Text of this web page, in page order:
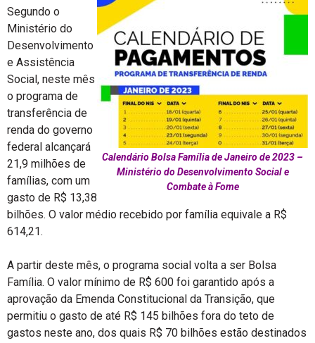
Calendário Bolsa Família de Janeiro de 2023 –
Ministério do Desenvolvimento Social e
Combate à Fome
Segundo o
Ministério do
Desenvolvimento
e Assistência
Social, neste mês
o programa de
transferência de
renda do governo
federal alcançará
21,9 milhões de
famílias, com um
gasto de R$ 13,38
bilhões. O valor médio recebido por família equivale a R$
614,21.
A partir deste mês, o programa social volta a ser Bolsa
Família. O valor mínimo de R$ 600 foi garantido após a
aprovação da Emenda Constitucional da Transição, que
permitiu o gasto de até R$ 145 bilhões fora do teto de
gastos neste ano, dos quais R$ 70 bilhões estão destinados